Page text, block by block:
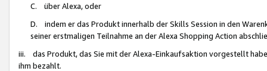
C. über Alexa, oder
D. indem er das Produkt innerhalb der Skills Session in den
seiner erstmaligen Teilnahme an der Alexa Shopping Action
iii. das Produkt, das Sie mit der Alexa-Einkaufsaktion vorgestellt
ihm bezahlt.